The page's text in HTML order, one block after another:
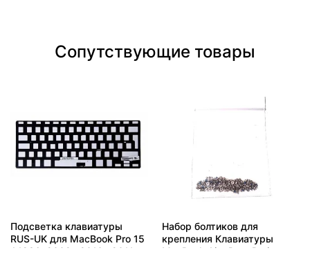
Сопутствующие товары
Подсветка клавиатуры
RUS-UK для MacBook Pro 15
A1286, 2009 , 2010 , 2011 ,
Набор болтиков для
крепления Клавиатуры
MacBook Air , Pro , Retina